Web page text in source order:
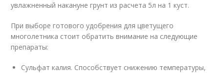
увлажненный накануне грунт из расчета 5л на 1 куст.
При выборе готового удобрения для цветущего
многолетника стоит обратить внимание на следующие
препараты:
Сульфат калия. Способствует снижению температуры,